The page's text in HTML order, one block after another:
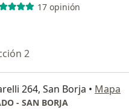
17 opinión
2
264, San Borja • Mapa
- SAN BORJA